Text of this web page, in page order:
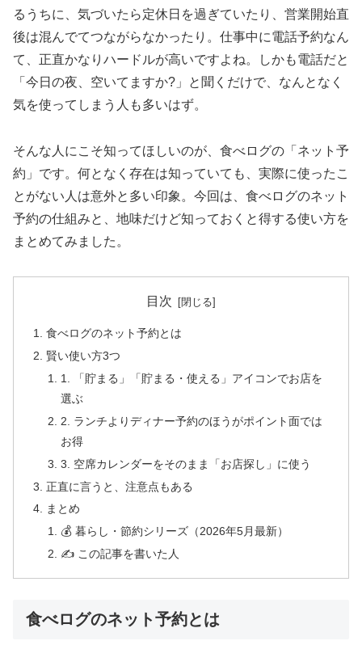
るうちに、気づいたら定休日を過ぎていたり、営業開始直
後は混んでてつながらなかったり。仕事中に電話予約なん
て、正直かなりハードルが高いですよね。しかも電話だと
「今日の夜、空いてますか?」と聞くだけで、なんとなく
気を使ってしまう人も多いはず。
そんな人にこそ知ってほしいのが、食べログの「ネット予
約」です。何となく存在は知っていても、実際に使ったこ
とがない人は意外と多い印象。今回は、食べログのネット
予約の仕組みと、地味だけど知っておくと得する使い方を
まとめてみました。
目次
食べログのネット予約とは
賢い使い方3つ
1. 「貯まる」「貯まる・使える」アイコンでお店を
選ぶ
2. ランチよりディナー予約のほうがポイント面では
お得
3. 空席カレンダーをそのまま「お店探し」に使う
正直に言うと、注意点もある
まとめ
💰 暮らし・節約シリーズ（2026年5月最新）
✍️ この記事を書いた人
食べログのネット予約とは